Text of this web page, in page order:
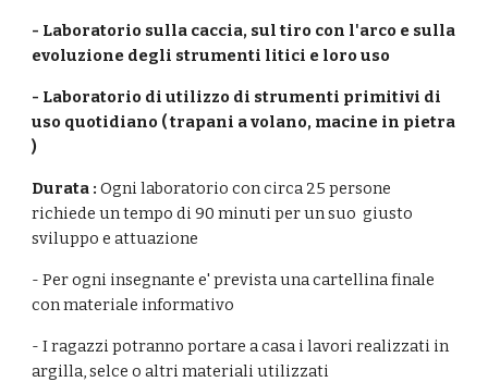
- Laboratorio sulla caccia, sul tiro con l'arco e sulla
evoluzione degli strumenti litici e loro uso
- Laboratorio di utilizzo di strumenti primitivi di
uso quotidiano ( trapani a volano, macine in pietra
)
Durata :Ogni laboratorio con circa 25 persone
richiede un tempo di 90 minuti per un suo giusto
sviluppo e attuazione
- Per ogni insegnante e' prevista una cartellina finale
con materiale informativo
- I ragazzi potranno portare a casa i lavori realizzati in
argilla, selce o altri materiali utilizzati